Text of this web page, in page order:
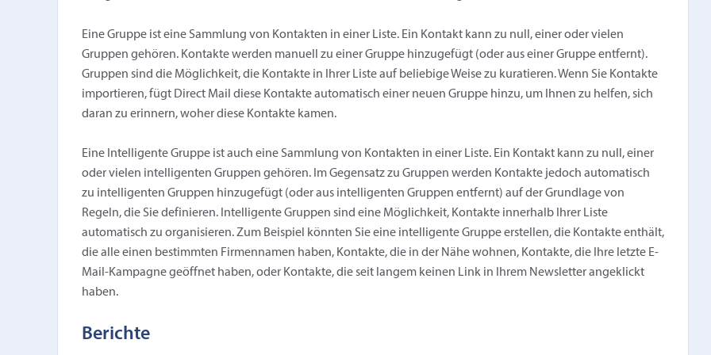
Eine Gruppe ist eine Sammlung von Kontakten in einer Liste. Ein Kontakt kann zu null, einer oder vielen
Gruppen gehören. Kontakte werden manuell zu einer Gruppe hinzugefügt (oder aus einer Gruppe entfernt).
Gruppen sind die Möglichkeit, die Kontakte in Ihrer Liste auf beliebige Weise zu kuratieren. Wenn Sie Kontakte
importieren, fügt Direct Mail diese Kontakte automatisch einer neuen Gruppe hinzu, um Ihnen zu helfen, sich
daran zu erinnern, woher diese Kontakte kamen.
Eine Intelligente Gruppe ist auch eine Sammlung von Kontakten in einer Liste. Ein Kontakt kann zu null, einer
oder vielen intelligenten Gruppen gehören. Im Gegensatz zu Gruppen werden Kontakte jedoch automatisch
zu intelligenten Gruppen hinzugefügt (oder aus intelligenten Gruppen entfernt) auf der Grundlage von
Regeln, die Sie definieren. Intelligente Gruppen sind eine Möglichkeit, Kontakte innerhalb Ihrer Liste
automatisch zu organisieren. Zum Beispiel könnten Sie eine intelligente Gruppe erstellen, die Kontakte enthält,
die alle einen bestimmten Firmennamen haben, Kontakte, die in der Nähe wohnen, Kontakte, die Ihre letzte E-
Mail-Kampagne geöffnet haben, oder Kontakte, die seit langem keinen Link in Ihrem Newsletter angeklickt
haben.
Berichte